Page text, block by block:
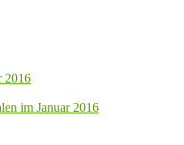
2016
im Januar 2016